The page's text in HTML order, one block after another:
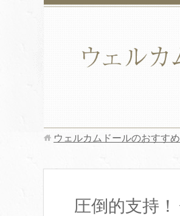
ウェルカムドールのおすす
圧倒的支持